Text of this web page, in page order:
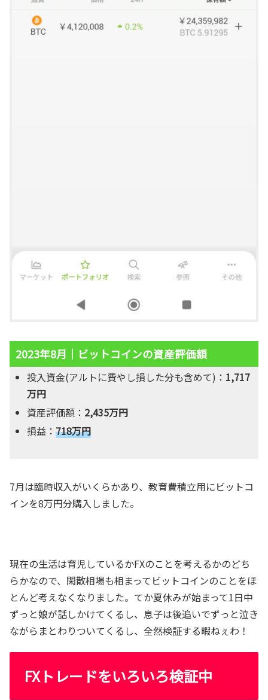
2023年8月｜ビットコインの資産評価額
投入資金(アルトに費やし損した分も含めて)： 1,717
万円
資産評価額： 2,435万円
損益：718万円
7月は臨時収入がいくらかあり、教育費積立用にビットコ
インを8万円分購入しました。
現在の生活は育児しているかFXのことを考えるかのどち
らかなので、閑散相場も相まってビットコインのことをほ
とんど考えなくなりました。てか夏休みが始まって1日中
ずっと娘が話しかけてくるし、息子は後追いでずっと泣き
ながらまとわりついてくるし、全然検証する暇ねぇわ！
FXトレードをいろいろ検証中